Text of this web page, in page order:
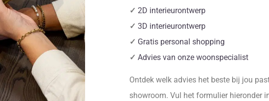
✓ 2D interieurontwerp
✓ 3D interieurontwerp
✓ Gratis personal shopping
✓ Advies van onze woonspecialist
Ontdek welk advies het beste bij jou
showroom. Vul het formulier hieronder